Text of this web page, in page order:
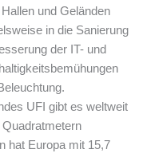
und Geländen
in die Sanierung
der IT- und
UFI gibt es weltweit
hat Europa mit 15,7